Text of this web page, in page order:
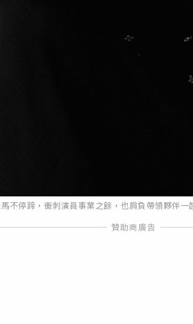
不停蹄，衝刺演員事業之餘，也肩負帶領夥伴一